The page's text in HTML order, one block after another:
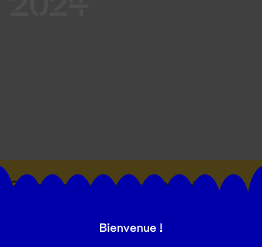
Suivez toutes les actualités du
Bienvenue !